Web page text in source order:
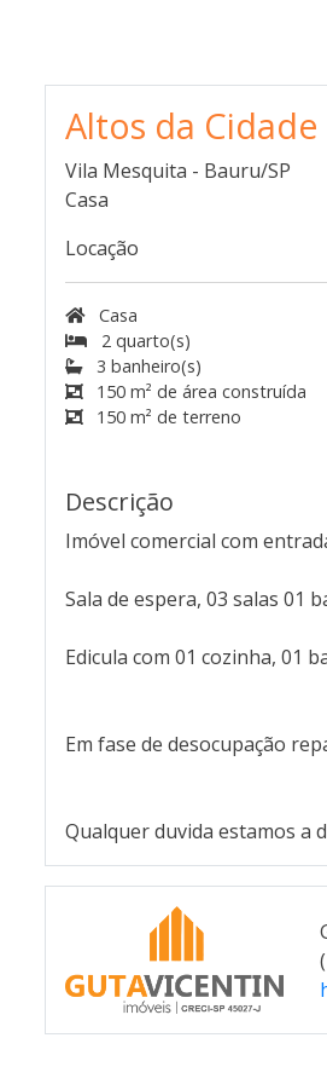
Altos da Cidade
Vila Mesquita - Bauru/SP
Casa
Locação
Casa
2 quarto(s)
3 banheiro(s)
150 m² de área construída
150 m² de terreno
Descrição
Imóvel comercial com
Sala de espera, 03 salas 01
Edicula com 01 cozinha, 01
Em fase de desocupação
Qualquer duvida estamos a